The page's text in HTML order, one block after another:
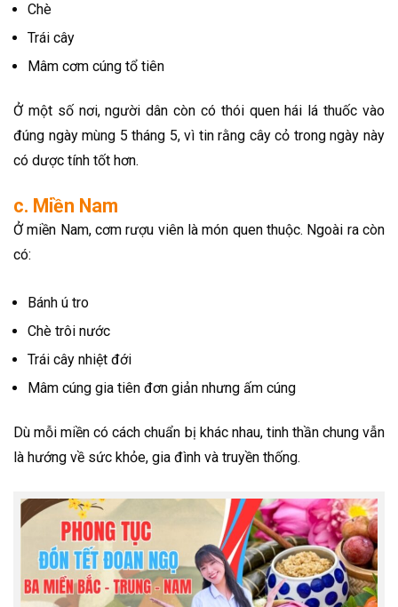
Chè
Trái cây
Mâm cơm cúng tổ tiên
Ở một số nơi, người dân còn có thói quen hái lá thuốc vào
đúng ngày mùng 5 tháng 5, vì tin rằng cây cỏ trong ngày này
có dược tính tốt hơn.
c. Miền Nam
Ở miền Nam, cơm rượu viên là món quen thuộc. Ngoài ra còn
có:
Bánh ú tro
Chè trôi nước
Trái cây nhiệt đới
Mâm cúng gia tiên đơn giản nhưng ấm cúng
Dù mỗi miền có cách chuẩn bị khác nhau, tinh thần chung vẫn
là hướng về sức khỏe, gia đình và truyền thống.